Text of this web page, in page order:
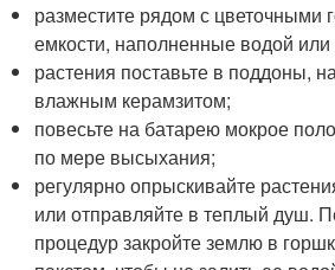
разместите рядом с цветочными
емкости, наполненные водой
растения поставьте в поддоны,
влажным керамзитом;
повесьте на батарею мокрое
по мере высыхания;
регулярно опрыскивайте
или отправляйте в теплый душ.
процедур закройте землю в